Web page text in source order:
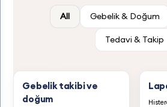
All Gebelik & Doğum
Tedavi & Takip
Gebelik takibi ve
doğum